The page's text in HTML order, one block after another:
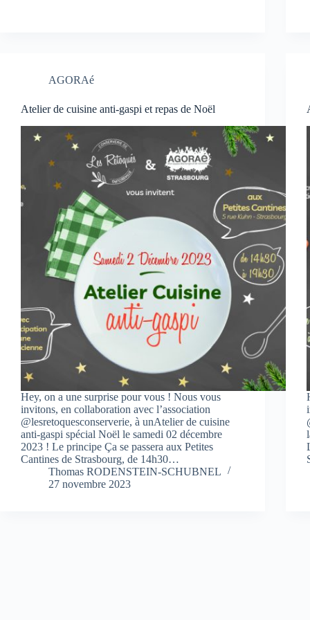
AGORAé
Atelier de cuisine anti-gaspi et repas de Noël
Hey, on a une surprise pour vous ! Nous vous
invitons, en collaboration avec l’association
@lesretoquesconserverie, à unAtelier de cuisine
anti-gaspi spécial Noël le samedi 02 décembre
2023 ! Le principe Ça se passera aux Petites
Cantines de Strasbourg, de 14h30…
Thomas RODENSTEIN-SCHUBNEL
27 novembre 2023